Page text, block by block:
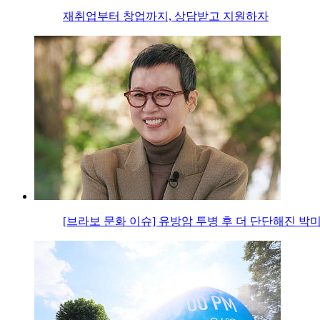
재취업부터 창업까지, 상담받고 지원하자
[브라보 문화 이슈] 유방암 투병 후 더 단단해진 박